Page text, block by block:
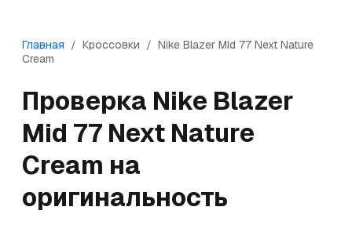
Главная / Кроссовки / Nike Blazer Mid 77 Next Nature
Cream
Проверка Nike Blazer
Mid 77 Next Nature
Cream на
оригинальность